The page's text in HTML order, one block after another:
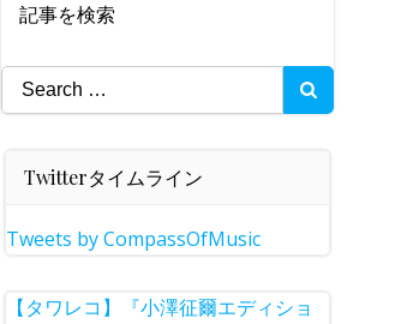
記事を検索
Search
for:
Twitterタイムライン
Tweets by CompassOfMusic
【タワレコ】『小澤征爾エディショ